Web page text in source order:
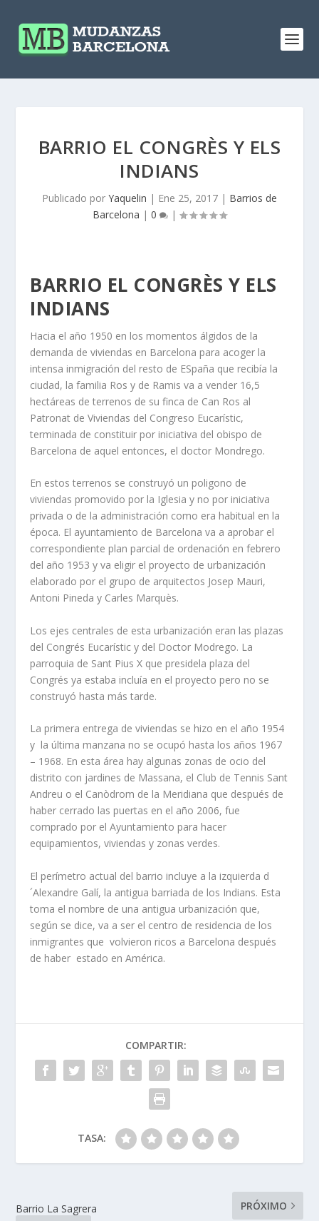
BARRIO EL CONGRÈS Y ELS
INDIANS
Publicado por Yaquelin | Ene 25, 2017 | Barrios de
Barcelona | 0 |
BARRIO EL CONGRÈS Y ELS
INDIANS
Hacia el año 1950 en los momentos álgidos de la
demanda de viviendas en Barcelona para acoger la
intensa inmigración del resto de ESpaña que recibía la
ciudad, la familia Ros y de Ramis va a vender 16,5
hectáreas de terrenos de su finca de Can Ros al
Patronat de Viviendas del Congreso Eucarístic,
terminada de constituir por iniciativa del obispo de
Barcelona de aquel entonces, el doctor Mondrego.
En estos terrenos se construyó un poligono de
viviendas promovido por la Iglesia y no por iniciativa
privada o de la administración como era habitual en la
época. El ayuntamiento de Barcelona va a aprobar el
correspondiente plan parcial de ordenación en febrero
del año 1953 y va eligir el proyecto de urbanización
elaborado por el grupo de arquitectos Josep Mauri,
Antoni Pineda y Carles Marquès.
Los ejes centrales de esta urbanización eran las plazas
del Congrés Eucarístic y del Doctor Modrego. La
parroquia de Sant Pius X que presidela plaza del
Congrés ya estaba incluía en el proyecto pero no se
construyó hasta más tarde.
La primera entrega de viviendas se hizo en el año 1954
y la última manzana no se ocupó hasta los años 1967
– 1968. En esta área hay algunas zonas de ocio del
distrito con jardines de Massana, el Club de Tennis Sant
Andreu o el Canòdrom de la Meridiana que después de
haber cerrado las puertas en el año 2006, fue
comprado por el Ayuntamiento para hacer
equipamientos, viviendas y zonas verdes.
El perímetro actual del barrio incluye a la izquierda d
´Alexandre Galí, la antigua barriada de los Indians. Esta
toma el nombre de una antigua urbanización que,
según se dice, va a ser el centro de residencia de los
inmigrantes que volvieron ricos a Barcelona después
de haber estado en América.
COMPARTIR:
TASA:
Barrio La Sagrera
PRÓXIMO